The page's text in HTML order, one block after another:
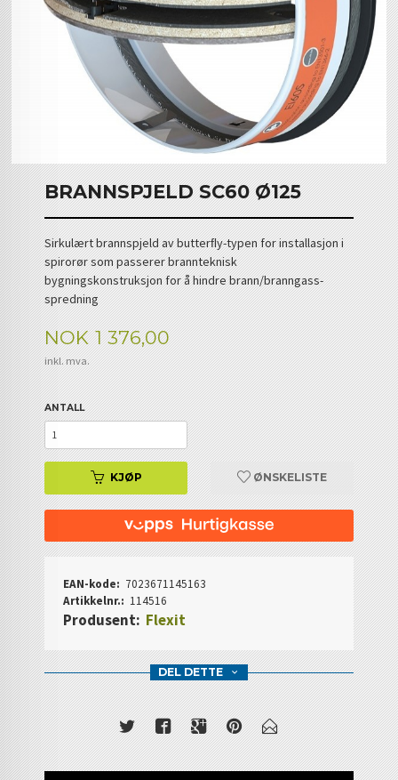
BRANNSPJELD SC60 Ø125
Sirkulært brannspjeld av butterﬂy-typen for installasjon i
spirorør som passerer brannteknisk
bygningskonstruksjon for å hindre brann/branngass-
spredning
Pris
NOK 1 376,00
inkl. mva.
ANTALL
KJØP ØNSKELISTE
EAN-kode: 7023671145163
Artikkelnr.: 114516
Produsent: Flexit
DEL DETTE